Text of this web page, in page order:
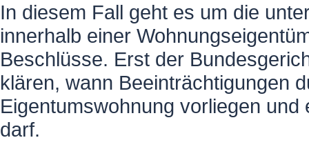
In diesem Fall geht es um die
innerhalb einer
Beschlüsse. Erst der
klären, wann Beeinträchtigungen
Eigentumswohnung vorliegen
darf.